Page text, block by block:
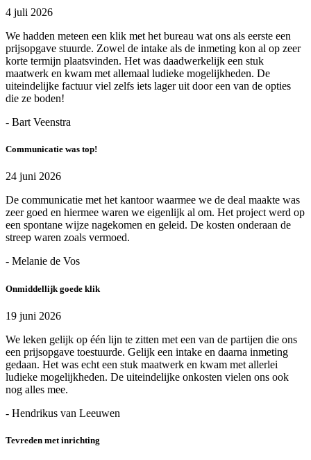
4 juli 2026
We hadden meteen een klik met het bureau wat ons als eerste een
prijsopgave stuurde. Zowel de intake als de inmeting kon al op zeer
korte termijn plaatsvinden. Het was daadwerkelijk een stuk
maatwerk en kwam met allemaal ludieke mogelijkheden. De
uiteindelijke factuur viel zelfs iets lager uit door een van de opties
die ze boden!
- Bart Veenstra
Communicatie was top!
24 juni 2026
De communicatie met het kantoor waarmee we de deal maakte was
zeer goed en hiermee waren we eigenlijk al om. Het project werd op
een spontane wijze nagekomen en geleid. De kosten onderaan de
streep waren zoals vermoed.
- Melanie de Vos
Onmiddellijk goede klik
19 juni 2026
We leken gelijk op één lijn te zitten met een van de partijen die ons
een prijsopgave toestuurde. Gelijk een intake en daarna inmeting
gedaan. Het was echt een stuk maatwerk en kwam met allerlei
ludieke mogelijkheden. De uiteindelijke onkosten vielen ons ook
nog alles mee.
- Hendrikus van Leeuwen
Tevreden met inrichting